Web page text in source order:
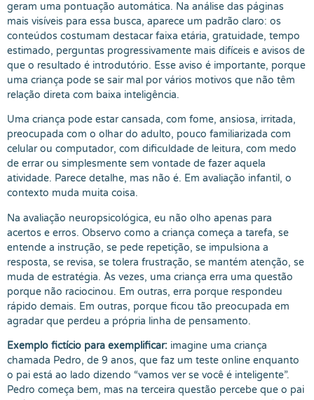
geram uma pontuação automática. Na análise das páginas
mais visíveis para essa busca, aparece um padrão claro: os
conteúdos costumam destacar faixa etária, gratuidade, tempo
estimado, perguntas progressivamente mais difíceis e avisos de
que o resultado é introdutório. Esse aviso é importante, porque
uma criança pode se sair mal por vários motivos que não têm
relação direta com baixa inteligência.
Uma criança pode estar cansada, com fome, ansiosa, irritada,
preocupada com o olhar do adulto, pouco familiarizada com
celular ou computador, com dificuldade de leitura, com medo
de errar ou simplesmente sem vontade de fazer aquela
atividade. Parece detalhe, mas não é. Em avaliação infantil, o
contexto muda muita coisa.
Na avaliação neuropsicológica, eu não olho apenas para
acertos e erros. Observo como a criança começa a tarefa, se
entende a instrução, se pede repetição, se impulsiona a
resposta, se revisa, se tolera frustração, se mantém atenção, se
muda de estratégia. Às vezes, uma criança erra uma questão
porque não raciocinou. Em outras, erra porque respondeu
rápido demais. Em outras, porque ficou tão preocupada em
agradar que perdeu a própria linha de pensamento.
Exemplo fictício para exemplificar: imagine uma criança
chamada Pedro, de 9 anos, que faz um teste online enquanto
o pai está ao lado dizendo “vamos ver se você é inteligente”.
Pedro começa bem, mas na terceira questão percebe que o pai